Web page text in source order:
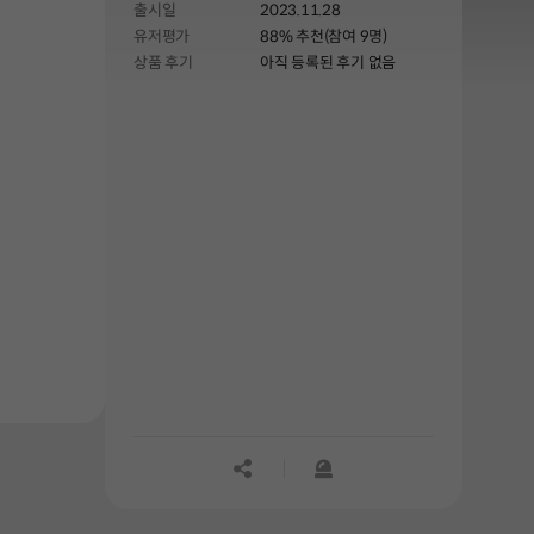
출시일
2023.11.28
유저평가
88% 추천(참여 9명)
상품 후기
아직 등록된 후기 없음
공유하기신고하기